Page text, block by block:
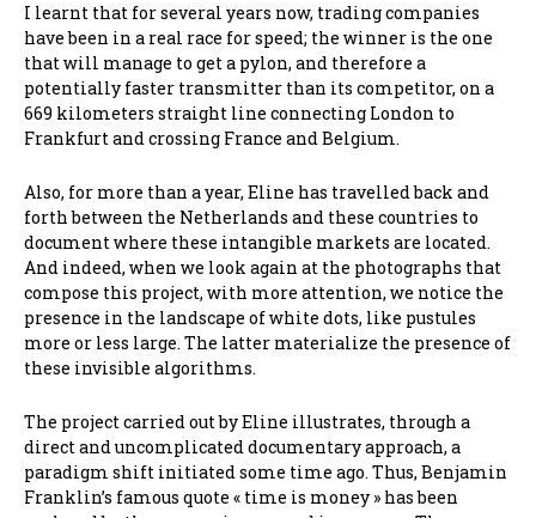
I learnt that for several years now, trading companies
have been in a real race for speed; the winner is the one
that will manage to get a pylon, and therefore a
potentially faster transmitter than its competitor, on a
669 kilometers straight line connecting London to
Frankfurt and crossing France and Belgium.
Also, for more than a year, Eline has travelled back and
forth between the Netherlands and these countries to
document where these intangible markets are located.
And indeed, when we look again at the photographs that
compose this project, with more attention, we notice the
presence in the landscape of white dots, like pustules
more or less large. The latter materialize the presence of
these invisible algorithms.
The project carried out by Eline illustrates, through a
direct and uncomplicated documentary approach, a
paradigm shift initiated some time ago. Thus, Benjamin
Franklin’s famous quote « time is money » has been